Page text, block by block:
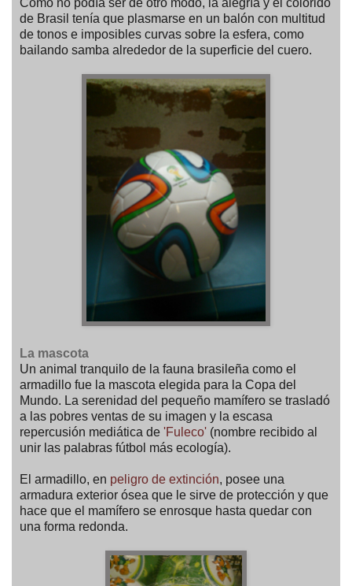
Como no podía ser de otro modo, la alegría y el colorido
de Brasil tenía que plasmarse en un balón con multitud
de tonos e imposibles curvas sobre la esfera, como
bailando samba alrededor de la superficie del cuero.
La mascota
Un animal tranquilo de la fauna brasileña como el
armadillo fue la mascota elegida para la Copa del
Mundo. La serenidad del pequeño mamífero se trasladó
a las pobres ventas de su imagen y la escasa
repercusión mediática de 'Fuleco' (nombre recibido al
unir las palabras fútbol más ecología).
El armadillo, en peligro de extinción, posee una
armadura exterior ósea que le sirve de protección y que
hace que el mamífero se enrosque hasta quedar con
una forma redonda.